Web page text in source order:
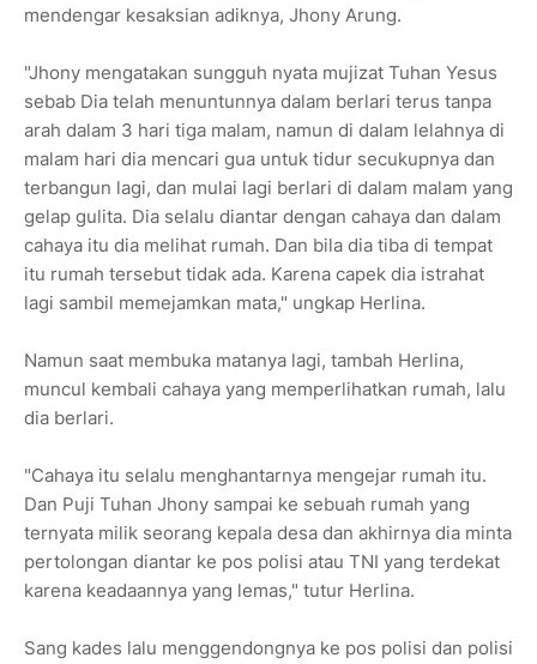
mendengar kesaksian adiknya, Jhony Arung.
"Jhony mengatakan sungguh nyata mujizat Tuhan Yesus
sebab Dia telah menuntunnya dalam berlari terus tanpa
arah dalam 3 hari tiga malam, namun di dalam lelahnya di
malam hari dia mencari gua untuk tidur secukupnya dan
terbangun lagi, dan mulai lagi berlari di dalam malam yang
gelap gulita. Dia selalu diantar dengan cahaya dan dalam
cahaya itu dia melihat rumah. Dan bila dia tiba di tempat
itu rumah tersebut tidak ada. Karena capek dia istrahat
lagi sambil memejamkan mata," ungkap Herlina.
Namun saat membuka matanya lagi, tambah Herlina,
muncul kembali cahaya yang memperlihatkan rumah, lalu
dia berlari.
"Cahaya itu selalu menghantarnya mengejar rumah itu.
Dan Puji Tuhan Jhony sampai ke sebuah rumah yang
ternyata milik seorang kepala desa dan akhirnya dia minta
pertolongan diantar ke pos polisi atau TNI yang terdekat
karena keadaannya yang lemas," tutur Herlina.
Sang kades lalu menggendongnya ke pos polisi dan polisi